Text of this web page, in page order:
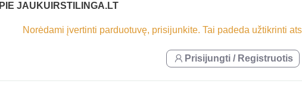
JAUKUIRSTILINGA.LT
Norėdami įvertinti parduotuvę, prisijunkite. Tai padeda užtikrinti
Prisijungti / Registruotis